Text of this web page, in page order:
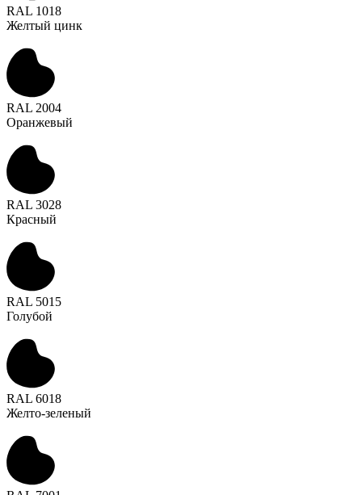
RAL 1018
Желтый цинк
RAL 2004
Оранжевый
RAL 3028
Красный
RAL 5015
Голубой
RAL 6018
Желто-зеленый